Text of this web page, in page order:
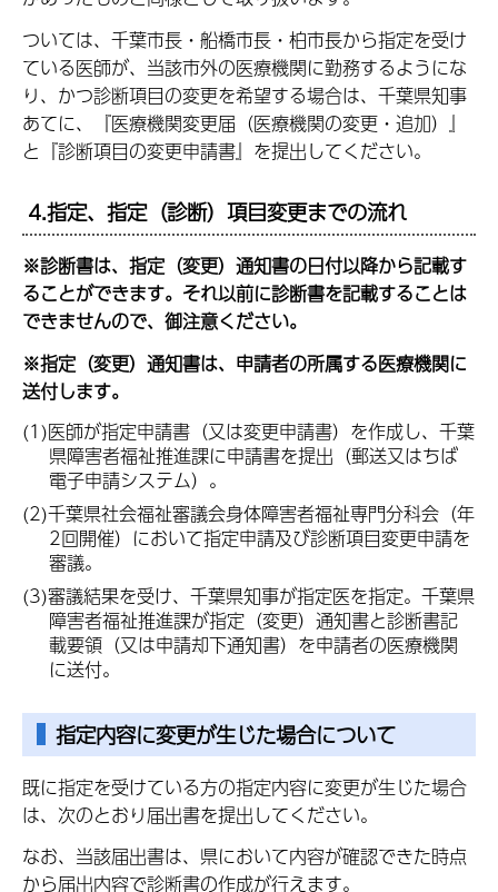
ついては、千葉市長・船橋市長・柏市長から指定を受け
ている医師が、当該市外の医療機関に勤務するようにな
り、かつ診断項目の変更を希望する場合は、千葉県知事
あてに、『医療機関変更届（医療機関の変更・追加）』
と『診断項目の変更申請書』を提出してください。
4.指定、指定（診断）項目変更までの流れ
※診断書は、指定（変更）通知書の日付以降から記載す
ることができます。それ以前に診断書を記載することは
できませんので、御注意ください。
※指定（変更）通知書は、申請者の所属する医療機関に
送付します。
(1)医師が指定申請書（又は変更申請書）を作成し、千葉
県障害者福祉推進課に申請書を提出（郵送又はちば
電子申請システム）。
(2)千葉県社会福祉審議会身体障害者福祉専門分科会（年
2回開催）において指定申請及び診断項目変更申請を
審議。
(3)審議結果を受け、千葉県知事が指定医を指定。千葉県
障害者福祉推進課が指定（変更）通知書と診断書記
載要領（又は申請却下通知書）を申請者の医療機関
に送付。
指定内容に変更が生じた場合について
既に指定を受けている方の指定内容に変更が生じた場合
は、次のとおり届出書を提出してください。
なお、当該届出書は、県において内容が確認できた時点
から届出内容で診断書の作成が行えます。